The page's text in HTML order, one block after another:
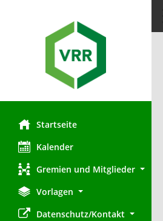
Startseite
Kalender
Gremien und Mitglieder
Vorlagen
Datenschutz/Kontakt